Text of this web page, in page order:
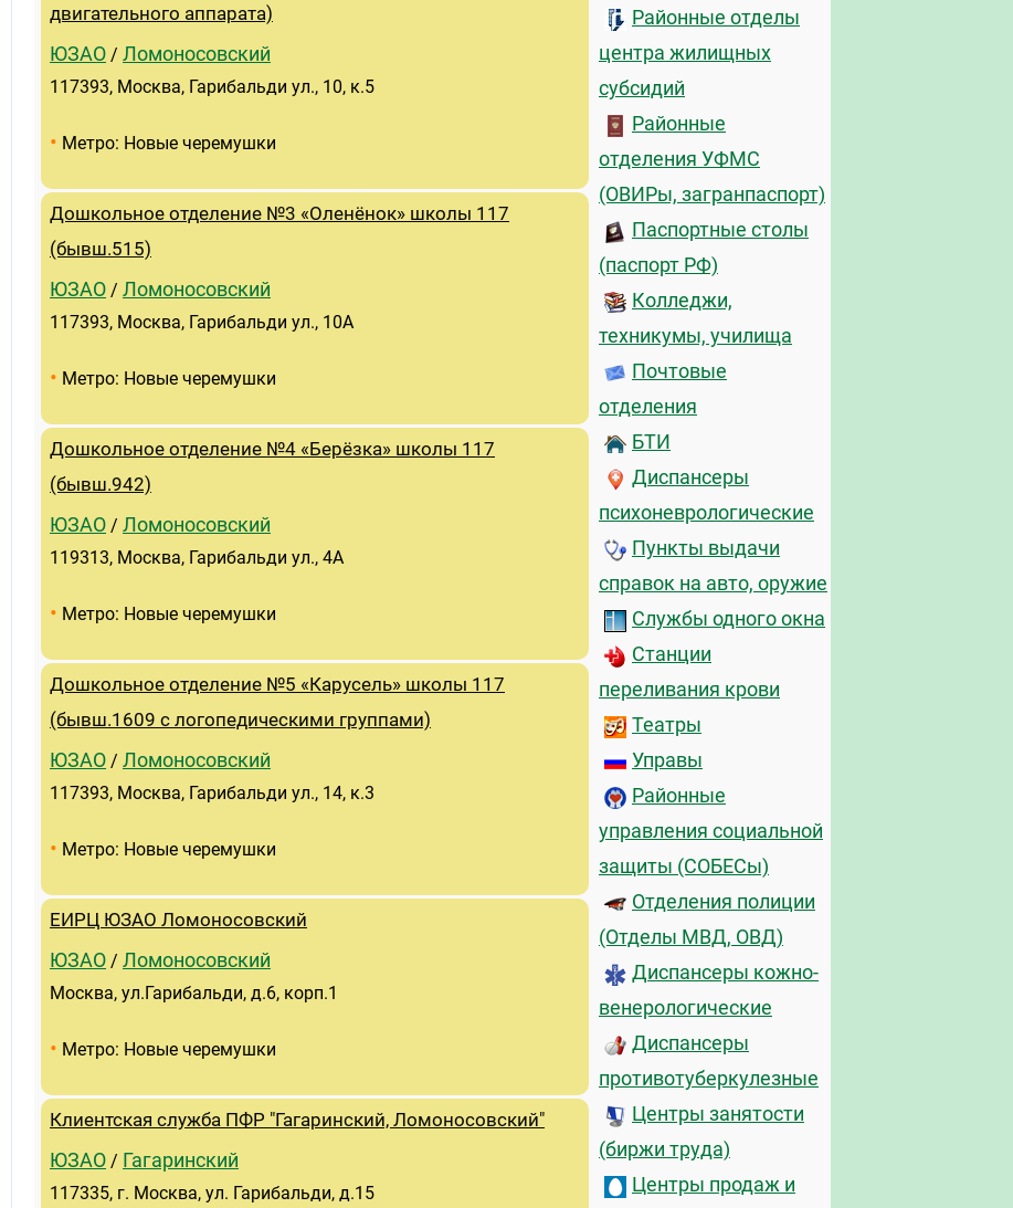
двигательного аппарата)
ЮЗАО / Ломоносовский
117393, Москва, Гарибальди ул., 10, к.5
• Метро: Новые черемушки
Дошкольное отделение №3 «Оленёнок» школы 117
(бывш.515)
ЮЗАО / Ломоносовский
117393, Москва, Гарибальди ул., 10А
• Метро: Новые черемушки
Дошкольное отделение №4 «Берёзка» школы 117
(бывш.942)
ЮЗАО / Ломоносовский
119313, Москва, Гарибальди ул., 4А
• Метро: Новые черемушки
Дошкольное отделение №5 «Карусель» школы 117
(бывш.1609 с логопедическими группами)
ЮЗАО / Ломоносовский
117393, Москва, Гарибальди ул., 14, к.3
• Метро: Новые черемушки
ЕИРЦ ЮЗАО Ломоносовский
ЮЗАО / Ломоносовский
Москва, ул.Гарибальди, д.6, корп.1
• Метро: Новые черемушки
Клиентская служба ПФР "Гагаринский, Ломоносовский"
ЮЗАО / Гагаринский
117335, г. Москва, ул. Гарибальди, д.15
Районные отделы
центра жилищных
субсидий
Районные
отделения УФМС
(ОВИРы, загранпаспорт)
Паспортные столы
(паспорт РФ)
Колледжи,
техникумы, училища
Почтовые
отделения
БТИ
Диспансеры
психоневрологические
Пункты выдачи
справок на авто, оружие
Службы одного окна
Станции
переливания крови
Театры
Управы
Районные
управления социальной
защиты (СОБЕСы)
Отделения полиции
(Отделы МВД, ОВД)
Диспансеры кожно-
венерологические
Диспансеры
противотуберкулезные
Центры занятости
(биржи труда)
Центры продаж и